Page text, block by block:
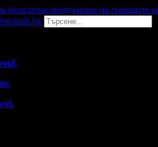
безплатно получаване на горещите
.
.
.